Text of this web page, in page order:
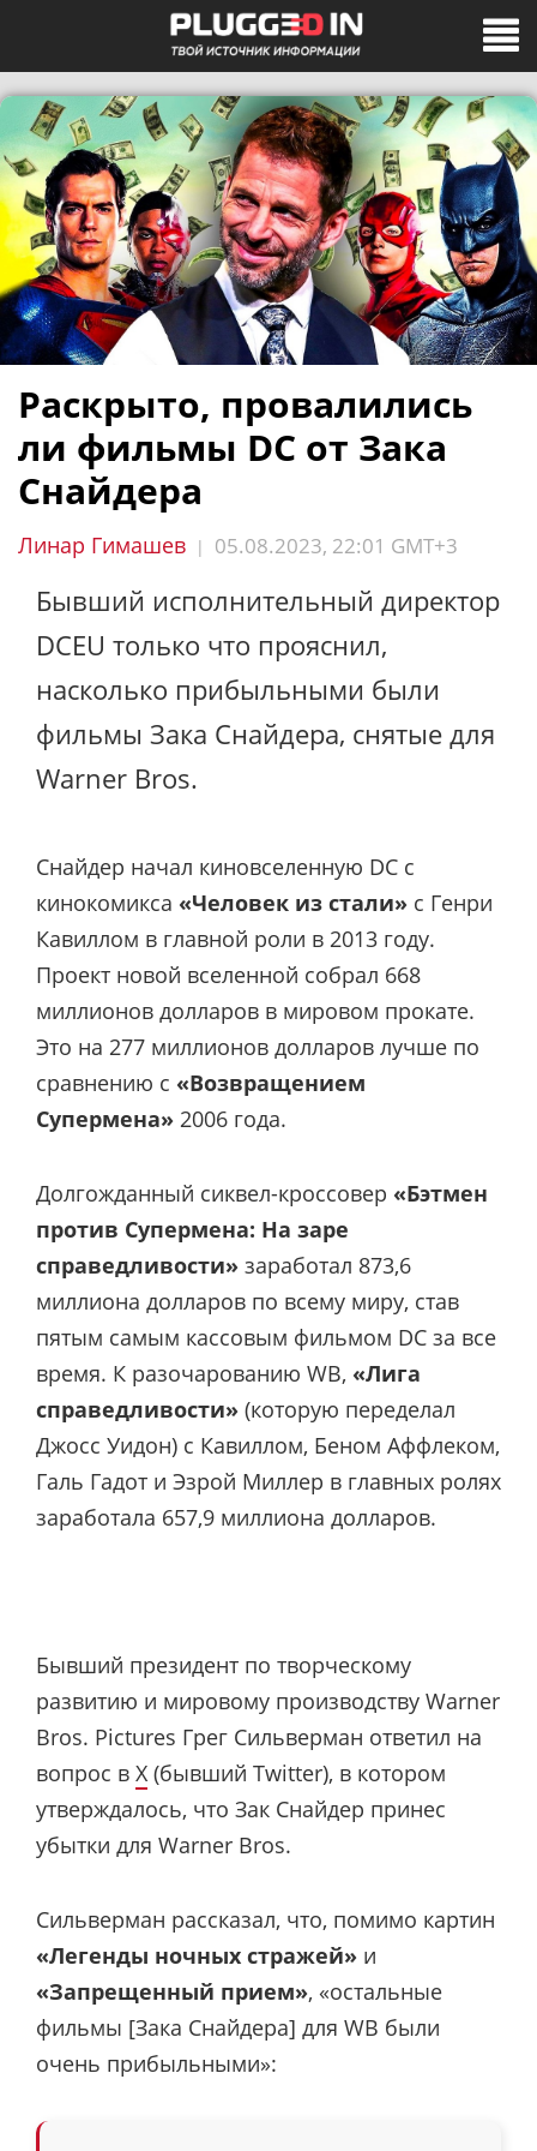
Раскрыто, провалились
ли фильмы DC от Зака
Снайдера
Линар Гимашев | 05.08.2023, 22:01 GMT+3
Бывший исполнительный директор
DCEU только что прояснил,
насколько прибыльными были
фильмы Зака Снайдера, снятые для
Warner Bros.
Снайдер начал киновселенную DC с
кинокомикса «Человек из стали» с Генри
Кавиллом в главной роли в 2013 году.
Проект новой вселенной собрал 668
миллионов долларов в мировом прокате.
Это на 277 миллионов долларов лучше по
сравнению с «Возвращением
Супермена» 2006 года.
Долгожданный сиквел-кроссовер «Бэтмен
против Супермена: На заре
справедливости» заработал 873,6
миллиона долларов по всему миру, став
пятым самым кассовым фильмом DC за все
время. К разочарованию WB, «Лига
справедливости» (которую переделал
Джосс Уидон) с Кавиллом, Беном Аффлеком,
Галь Гадот и Эзрой Миллер в главных ролях
заработала 657,9 миллиона долларов.
Бывший президент по творческому
развитию и мировому производству Warner
Bros. Pictures Грег Сильверман ответил на
вопрос в X (бывший Twitter), в котором
утверждалось, что Зак Снайдер принес
убытки для Warner Bros.
Сильверман рассказал, что, помимо картин
«Легенды ночных стражей» и
«Запрещенный прием», «остальные
фильмы [Зака Снайдера] для WB были
очень прибыльными»: